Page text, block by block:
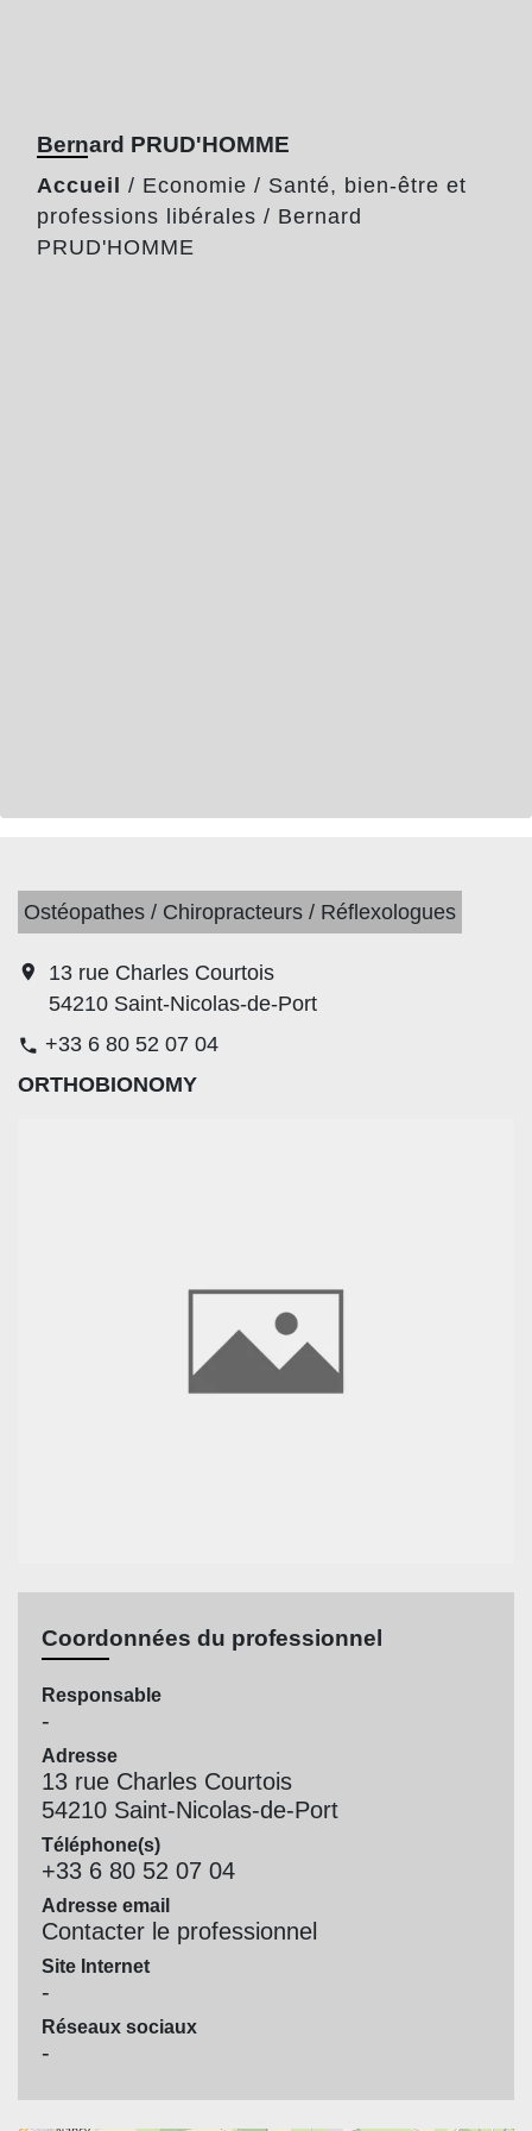
Bernard PRUD'HOMME
Accueil / Economie / Santé, bien-être et
professions libérales / Bernard
PRUD'HOMME
Ostéopathes / Chiropracteurs / Réflexologues
location_on
13 rue Charles Courtois
54210 Saint-Nicolas-de-Port
phone +33 6 80 52 07 04
ORTHOBIONOMY
Coordonnées du professionnel
Responsable
-
Adresse
13 rue Charles Courtois
54210 Saint-Nicolas-de-Port
Téléphone(s)
+33 6 80 52 07 04
Adresse email
Contacter le professionnel
Site Internet
-
Réseaux sociaux
-